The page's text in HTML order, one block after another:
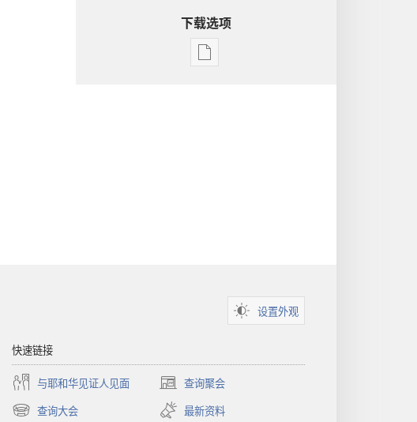
下载选项
出
设置外观
快速链接
与耶和华见证人见面 查询聚会
（打
开
查询大会
（打
最新资料